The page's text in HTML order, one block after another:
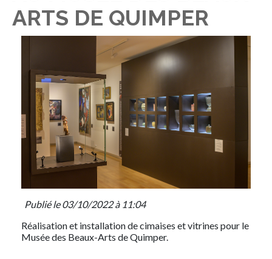
ARTS DE QUIMPER
Publié le 03/10/2022 à 11:04
Réalisation et installation de cimaises et vitrines pour le
Musée des Beaux-Arts de Quimper.